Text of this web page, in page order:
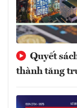
Quyết
thành tăng